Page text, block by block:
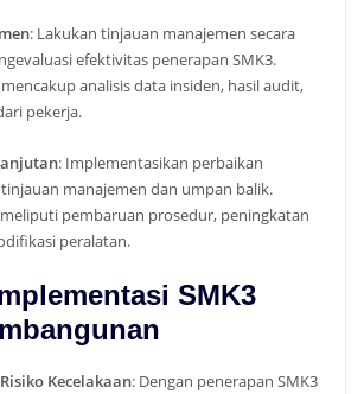
: Lakukan tinjauan manajemen secara
efektivitas penerapan SMK3.
analisis data insiden, hasil audit,
pekerja.
: Implementasikan perbaikan
manajemen dan umpan balik.
pembaruan prosedur, peningkatan
peralatan.
SMK3
Kecelakaan: Dengan penerapan SMK3